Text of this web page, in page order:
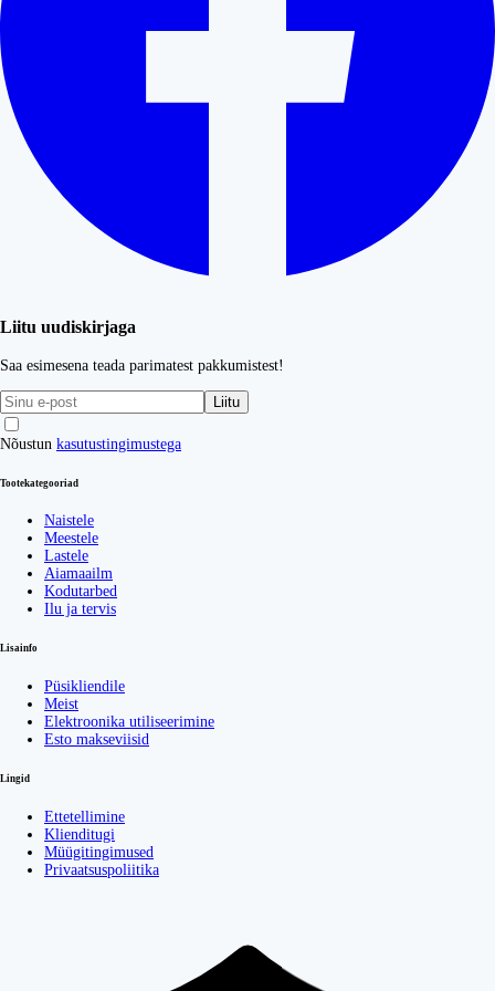
Liitu uudiskirjaga
Saa esimesena teada parimatest pakkumistest!
Liitu
Nõustun kasutustingimustega
Tootekategooriad
Naistele
Meestele
Lastele
Aiamaailm
Kodutarbed
Ilu ja tervis
Lisainfo
Püsikliendile
Meist
Elektroonika utiliseerimine
Esto makseviisid
Lingid
Ettetellimine
Klienditugi
Müügitingimused
Privaatsuspoliitika